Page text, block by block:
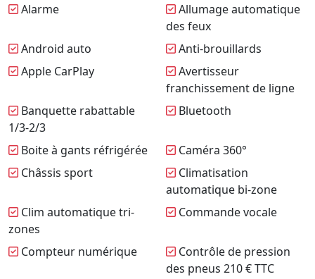
Alarme
Allumage automatique
des feux
Android auto
Anti-brouillards
Apple CarPlay
Avertisseur
franchissement de ligne
Banquette rabattable
1/3-2/3
Bluetooth
Boite à gants réfrigérée
Caméra 360°
Châssis sport
Climatisation
automatique bi-zone
Clim automatique tri-
zones
Commande vocale
Compteur numérique
Contrôle de pression
des pneus 210 € TTC